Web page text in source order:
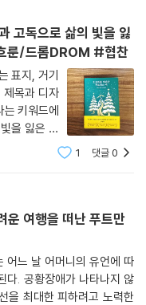
고독으로 삶의 빛을 잃
룬/드롬DROM #협찬
표지, 거기
제목과 디자
는 키워드에
을 잃은 한
지 좋아하는
1 댓글0
운 여행을 떠난 푸트만
어느 날 어머니의 유언에 따
다. 공황장애가 나타나지 않
을 최대한 피하려고 노력한